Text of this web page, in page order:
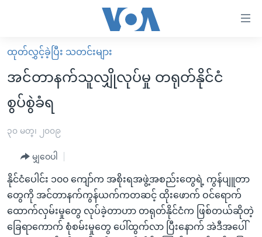
လွယ်ကူ
စေ
သည့်
Link
များ
အကြောင်းအရာ
သို့
ကျော်
ကြည့်
မူလစာမျက်နှာ
မြန်မာ
ကမ္ဘာ့သတင်းများ
အစ္စရေး-ပါလက်စတိုင်း
ရပ်ဝန်းတခု လမ်းတခု အလွန်
အင်္ဂလိပ်စာလေ့လာမယ်
အမေရိကန်သုံးအီဒီယံ
မကြေးမုံရဲ့ အင်္ဂလိပ်စာ
အပတ်စဉ်ကဏ္ဍများ
ရေဒီယို
ရေဒီယိုနှင့်ရုပ်သံ အချက်အလက်များ
ထုတ်လွှင့်ခဲ့ပြီး သတင်းများ
အင်တာနက်သူလျှိုလုပ်မှု တရုတ်နိုင်ငံ
စွပ်စွဲခံရ
၃၀ မတ္၊ ၂၀၀၉
မျှဝေပါ
နိုင်ငံပေါင်း ၁၀၀ ကျော်က အစိုးရအဖွဲ့အစည်းတွေရဲ့ ကွန်ပျူတာ
တွေကို အင်တာနက်ကွန်ယက်ကတဆင့် ထိုးဖောက် ဝင်ရောက်
ထောက်လှမ်းမှုတွေ လုပ်ခဲ့တာဟာ တရုတ်နိုင်ငံက ဖြစ်တယ်ဆိုတဲ့
ခြေရာကောက် စုံစမ်းမှုတွေ ပေါ်ထွက်လာ ပြီးနောက် အဲဒီအပေါ်